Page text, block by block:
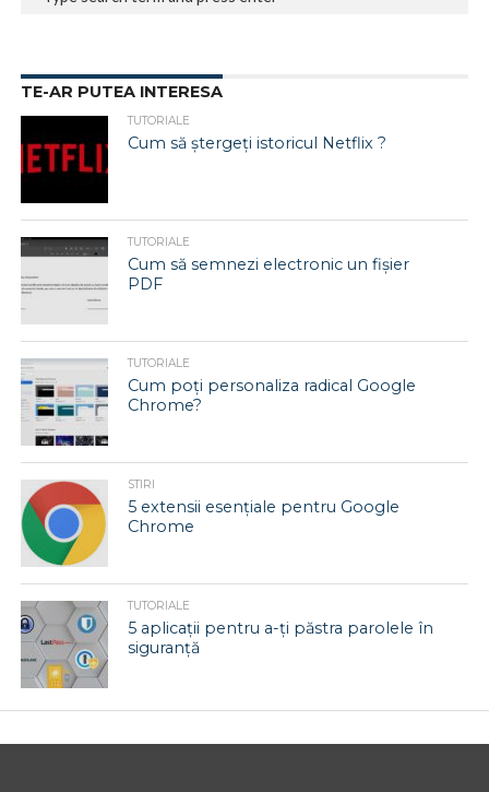
TE-AR PUTEA INTERESA
TUTORIALE
Cum să ștergeți istoricul Netflix ?
TUTORIALE
Cum să semnezi electronic un fișier
PDF
TUTORIALE
Cum poți personaliza radical Google
Chrome?
STIRI
5 extensii esențiale pentru Google
Chrome
TUTORIALE
5 aplicații pentru a-ți păstra parolele în
siguranță